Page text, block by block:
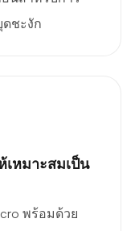
ดชะงัก
หมาะสมเป็น
พร้อมด้วย